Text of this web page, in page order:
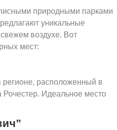
природными парками
уникальные
воздухе. Вот
мест:
расположенный в
Рочестер. Идеальное место